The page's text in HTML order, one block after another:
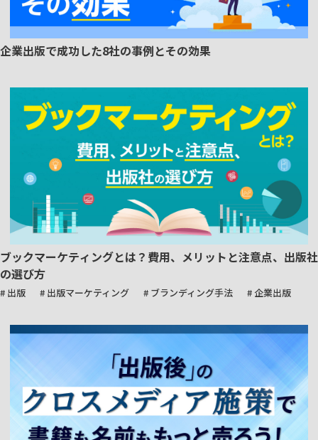
企業出版で成功した8社の事例とその効果
ブックマーケティングとは？費用、メリットと注意点、出版社
の選び方
# 出版 # 出版マーケティング # ブランディング手法 # 企業出版